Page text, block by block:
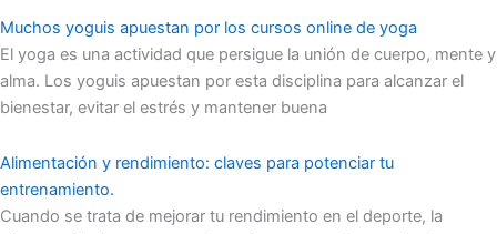
Muchos yoguis apuestan por los cursos online de yoga
El yoga es una actividad que persigue la unión de cuerpo, mente y
alma. Los yoguis apuestan por esta disciplina para alcanzar el
bienestar, evitar el estrés y mantener buena
Alimentación y rendimiento: claves para potenciar tu
entrenamiento.
Cuando se trata de mejorar tu rendimiento en el deporte, la